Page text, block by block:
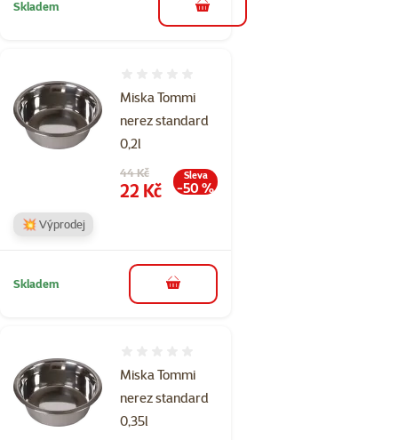
Skladem do košíku
Miska Tommi
nerez standard
0,2l
Původní cena
44 Kč
Cena
22 Kč
Sleva
-50 %
💥 Výprodej
Skladem do košíku
Miska Tommi
nerez standard
0,35l